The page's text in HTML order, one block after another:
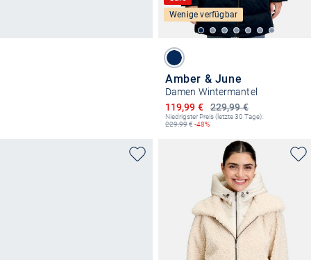
Wenige verfügbar
Amber & June
Damen Wintermantel
229,99 €
Ermäßigter Preis
119,99 €
Niedrigster Preis (letzte 30 Tage):
229,99€ -48%